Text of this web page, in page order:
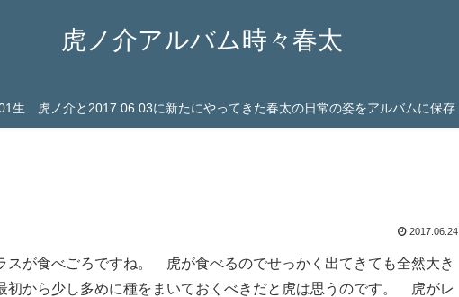
虎ノ介アルバム時々春太
生 虎ノ介と2017.06.03に新たにやってきた春太の日常の姿をアルバムに保存
2017.06.24
が食べごろですね。 虎が食べるのでせっかく出てきても全然大き
初から少し多めに種をまいておくべきだと虎は思うのです。 虎がレ